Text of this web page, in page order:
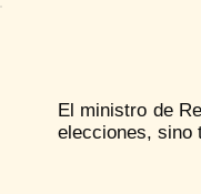
El ministro de
elecciones, sino